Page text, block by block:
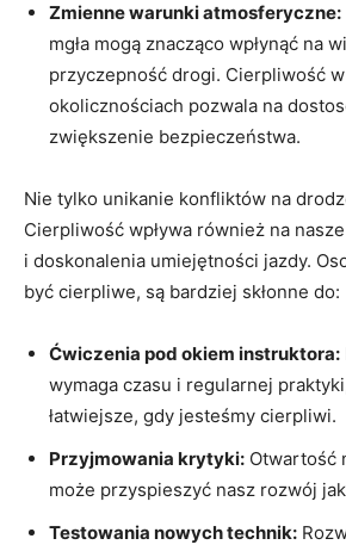
Zmienne warunki atmosferyczne:
mgła mogą znacząco wpłynąć na
przyczepność drogi. Cierpliwość
okolicznościach pozwala na
zwiększenie bezpieczeństwa.
Nie tylko unikanie konfliktów na
Cierpliwość wpływa również na
i doskonalenia umiejętności jazdy.
być cierpliwe, są bardziej skłonne do:
Ćwiczenia pod okiem instruktora:
wymaga czasu i regularnej
łatwiejsze, gdy jesteśmy cierpliwi.
Przyjmowania krytyki: Otwartość
może przyspieszyć nasz rozwój
Testowania nowych technik: